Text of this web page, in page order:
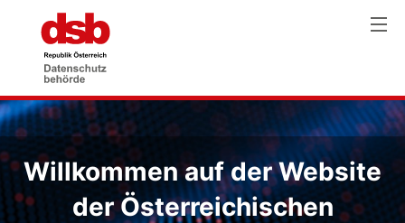
Willkommen auf der Website
der Österreichischen